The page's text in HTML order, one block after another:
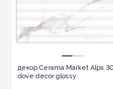
декор Cerama Market Alps
dove decor glossy